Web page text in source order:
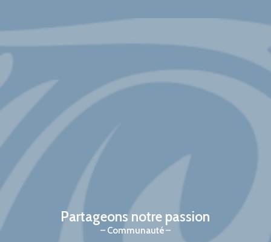
Partageons notre passion
Communauté